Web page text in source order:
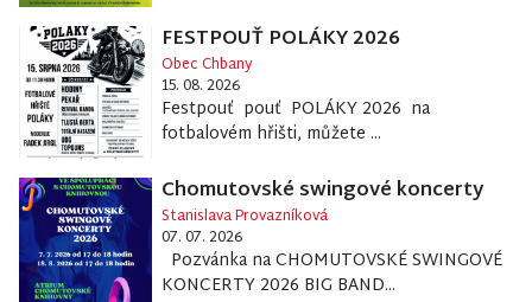
FESTPOUŤ POLÁKY 2026
Obec Chbany
15. 08. 2026
Festpouť pouť POLÁKY 2026 na
fotbalovém hřišti, můžete ...
Chomutovské swingové koncerty
Stanislava Provazníková
07. 07. 2026
Pozvánka na CHOMUTOVSKÉ SWINGOVÉ
KONCERTY 2026 BIG BAND...